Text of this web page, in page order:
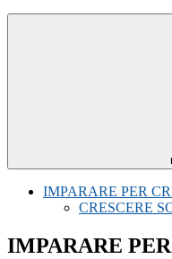
IMPARARE PER
CRESCERE
IMPARARE